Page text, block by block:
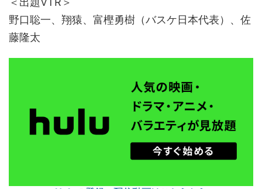
野口聡一、翔猿、富樫勇樹（バスケ日本代表）、佐
藤隆太